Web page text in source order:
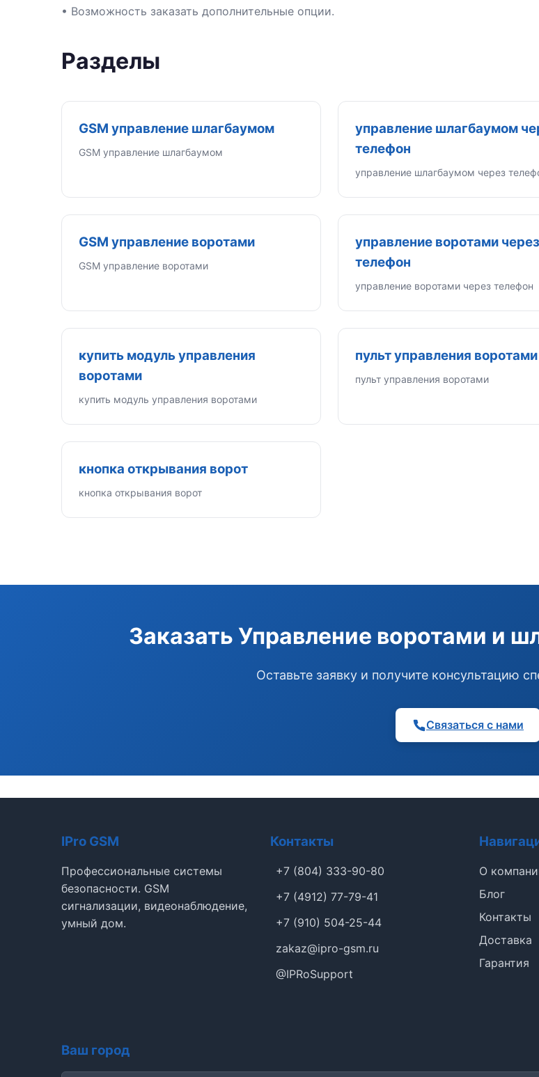
• Возможность заказать дополнительные опции.
Разделы
GSM управление шлагбаумом
GSM управление шлагбаумом
управление шлагбаумом
телефон
управление шлагбаумом через
GSM управление воротами
GSM управление воротами
управление воротами через
телефон
управление воротами через телефон
купить модуль управления
воротами
купить модуль управления воротами
пульт управления воротами
пульт управления воротами
кнопка открывания ворот
кнопка открывания ворот
Заказать Управление воротами и
Оставьте заявку и получите консультацию
Связаться с нами
IPro GSM
Профессиональные системы
безопасности. GSM
сигнализации, видеонаблюдение,
умный дом.
Контакты
+7 (804) 333-90-80
+7 (4912) 77-79-41
+7 (910) 504-25-44
zakaz@ipro-gsm.ru
@IPRoSupport
О
Блог
Контакты
Доставка
Гарантия
Ваш город